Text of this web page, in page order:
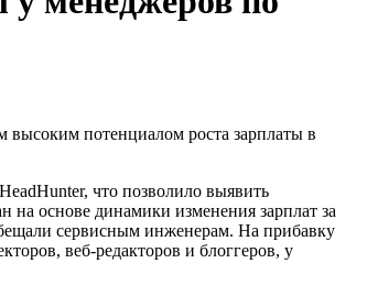
высоким потенциалом роста зарплаты в
что позволило выявить
основе динамики изменения зарплат за
сервисным инженерам. На прибавку
веб-редакторов и блоггеров, у